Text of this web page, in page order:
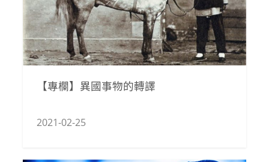
【專欄】異國事物的轉譯
2021-02-25